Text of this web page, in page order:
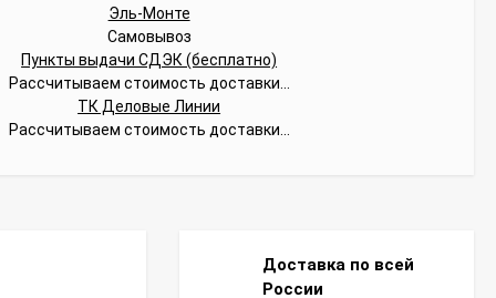
Эль-Монте
Самовывоз
Пункты выдачи СДЭК (бесплатно)
Рассчитываем стоимость доставки...
ТК Деловые Линии
Рассчитываем стоимость доставки...
Доставка по всей
России